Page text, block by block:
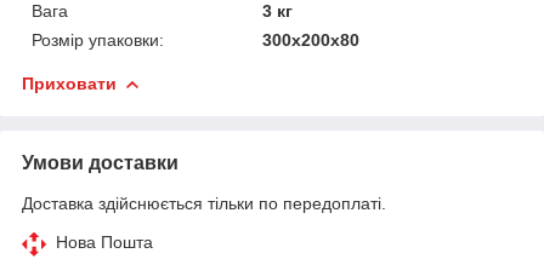
Вага
3 кг
Розмір упаковки:
300х200х80
Приховати
Умови доставки
Доставка здійснюється тільки по передоплаті.
Нова Пошта